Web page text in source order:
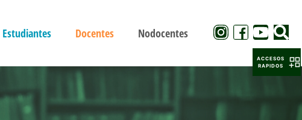
Estudiantes Docentes Nodocentes
ACCESOS
RAPIDOS